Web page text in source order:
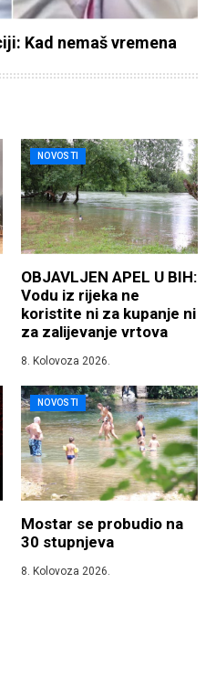
Kad nemaš vremena
NOVOSTI
OBJAVLJEN APEL U BIH:
Vodu iz rijeka ne
koristite ni za kupanje ni
za zalijevanje vrtova
8. Kolovoza 2026.
NOVOSTI
Mostar se probudio na
30 stupnjeva
8. Kolovoza 2026.